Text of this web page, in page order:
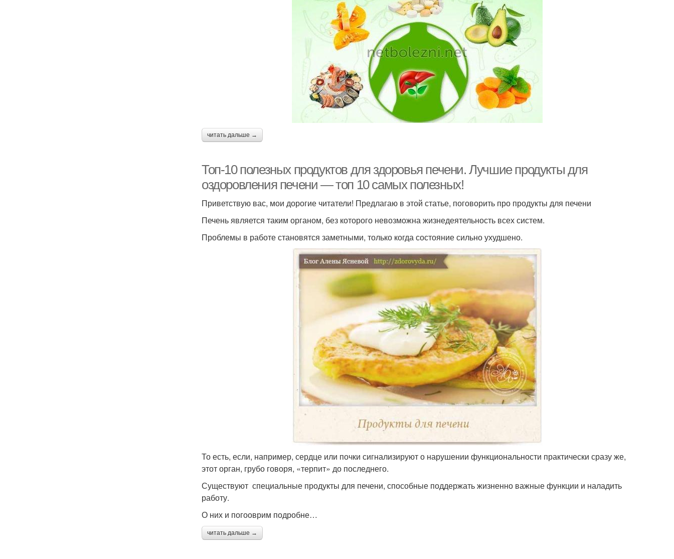
читать дальше →
Топ-10 полезных продуктов для здоровья печени. Лучшие продукты для
оздоровления печени — топ 10 самых полезных!
Приветствую вас, мои дорогие читатели! Предлагаю в этой статье, поговорить про продукты для печени
Печень является таким органом, без которого невозможна жизнедеятельность всех систем.
Проблемы в работе становятся заметными, только когда состояние сильно ухудшено.
То есть, если, например, сердце или почки сигнализируют о нарушении функциональности практически сразу же,
этот орган, грубо говоря, «терпит» до последнего.
Существуют специальные продукты для печени, способные поддержать жизненно важные функции и наладить
работу.
О них и погооврим подробне…
читать дальше →